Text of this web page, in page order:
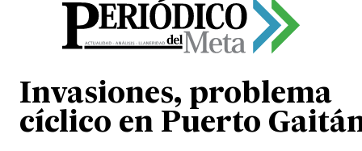
Invasiones, problema
cíclico en Puerto